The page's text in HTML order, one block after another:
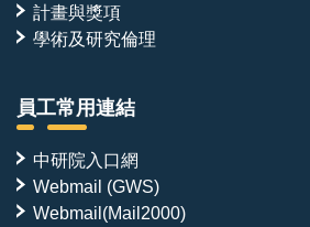
計畫與獎項
學術及研究倫理
員工常用連結
中研院入口網
Webmail (GWS)
Webmail(Mail2000)